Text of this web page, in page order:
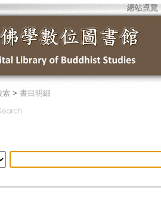
網站導覽
索 > 書目明細